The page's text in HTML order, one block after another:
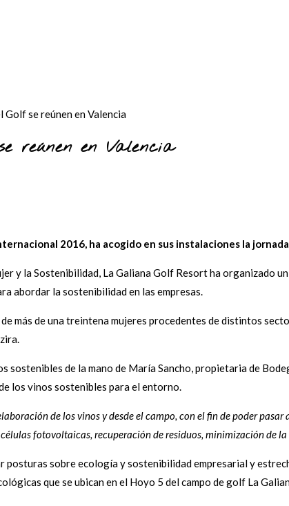
reúnen en Valencia
2016, ha acogido en sus instalaciones la
y la Sostenibilidad, La Galiana Golf Resort ha organizado
abordar la sostenibilidad en las empresas.
más de una treintena mujeres procedentes de distintos
sostenibles de la mano de María Sancho, propietaria de
los vinos sostenibles para el entorno.
de los vinos y desde el campo, con el fin de poder pasar
fotovoltaicas, recuperación de residuos, minimización de
sobre ecología y sostenibilidad empresarial y
que se ubican en el Hoyo 5 del campo de golf La